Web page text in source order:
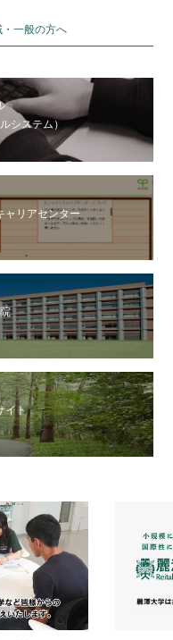
・一般の方へ
システム）
ャリアセンター
イト